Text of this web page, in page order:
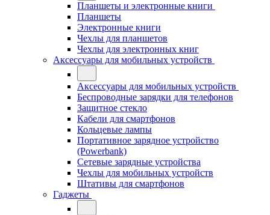
Планшеты и электронные книги
Планшеты
Электронные книги
Чехлы для планшетов
Чехлы для электронных книг
Аксессуары для мобильных устройств
Аксессуары для мобильных устройств
Беспроводные зарядки для телефонов
Защитное стекло
Кабели для смартфонов
Кольцевые лампы
Портативное зарядное устройство
(Powerbank)
Сетевые зарядные устройства
Чехлы для мобильных устройств
Штативы для смартфонов
Гаджеты